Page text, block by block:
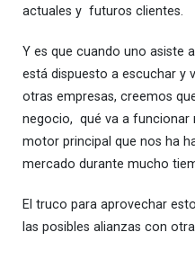
actuales y futuros clientes.
Y es que cuando uno asiste
está dispuesto a escuchar y
otras empresas, creemos
negocio, qué va a
motor principal que nos ha
mercado durante mucho
El truco para aprovechar
las posibles alianzas con